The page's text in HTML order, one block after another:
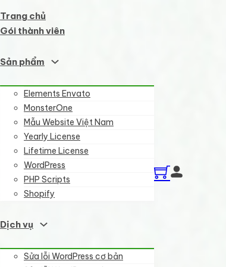
Trang chủ
Gói thành viên
Sản phẩm
Elements Envato
MonsterOne
Mẫu Website Việt Nam
Yearly License
Lifetime License
WordPress
PHP Scripts
Shopify
Dịch vụ
Sửa lỗi WordPress cơ bản